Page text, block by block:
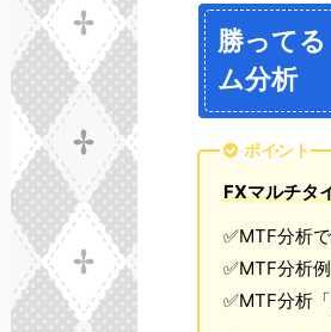
勝って
ム分析
ポイント
FXマルチタ
✅MTF分析
✅MTF分析例
✅MTF分析